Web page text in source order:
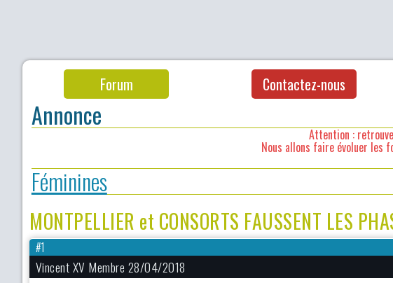
Forum Contactez-nous
Annonce
Attention :
Nous allons faire évoluer les
Féminines
MONTPELLIER et CONSORTS FAUSSENT LES
#1
Vincent XV Membre 28/04/2018